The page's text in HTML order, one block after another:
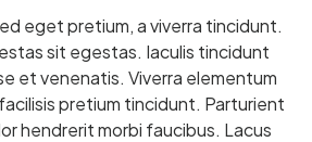
eget pretium, a viverra tincidunt.
sit egestas. Iaculis tincidunt
et venenatis. Viverra elementum
pretium tincidunt. Parturient
hendrerit morbi faucibus. Lacus